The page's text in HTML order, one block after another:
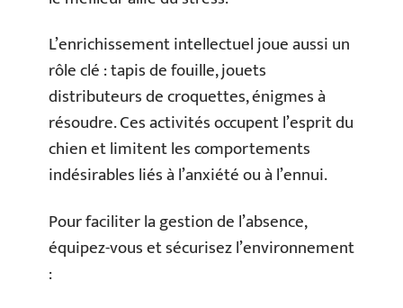
L’enrichissement intellectuel joue aussi un
rôle clé : tapis de fouille, jouets
distributeurs de croquettes, énigmes à
résoudre. Ces activités occupent l’esprit du
chien et limitent les comportements
indésirables liés à l’anxiété ou à l’ennui.
Pour faciliter la gestion de l’absence,
équipez-vous et sécurisez l’environnement
: